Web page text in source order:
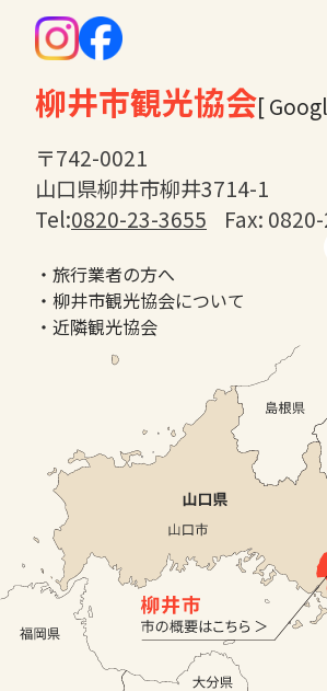
柳井市観光協会[
〒742-0021
山口県柳井市柳井3714-1
Tel:0820-23-3655 Fax:
・旅行業者の方へ
・柳井市観光協会について
・近隣観光協会